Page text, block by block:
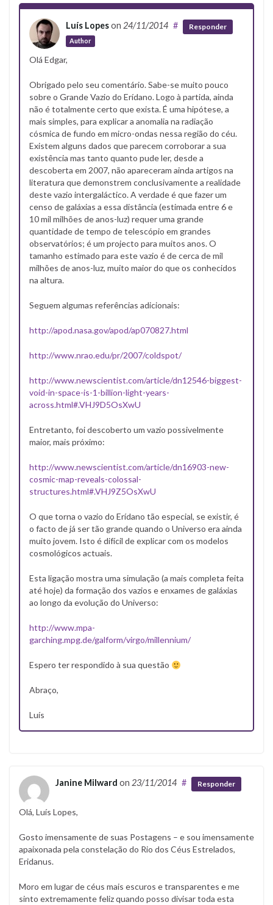
Luís Lopeson 24/11/2014
Author
# Responder
Olá Edgar,
Obrigado pelo seu comentário. Sabe-se muito pouco
sobre o Grande Vazio do Erídano. Logo à partida, ainda
não é totalmente certo que exista. É uma hipótese, a
mais simples, para explicar a anomalia na radiação
cósmica de fundo em micro-ondas nessa região do céu.
Existem alguns dados que parecem corroborar a sua
existência mas tanto quanto pude ler, desde a
descoberta em 2007, não apareceram ainda artigos na
literatura que demonstrem conclusivamente a realidade
deste vazio intergaláctico. A verdade é que fazer um
censo de galáxias a essa distância (estimada entre 6 e
10 mil milhões de anos-luz) requer uma grande
quantidade de tempo de telescópio em grandes
observatórios; é um projecto para muitos anos. O
tamanho estimado para este vazio é de cerca de mil
milhões de anos-luz, muito maior do que os conhecidos
na altura.
Seguem algumas referências adicionais:
http://apod.nasa.gov/apod/ap070827.html
http://www.nrao.edu/pr/2007/coldspot/
http://www.newscientist.com/article/dn12546-biggest-
void-in-space-is-1-billion-light-years-
across.html#.VHJ9D5OsXwU
Entretanto, foi descoberto um vazio possivelmente
maior, mais próximo:
http://www.newscientist.com/article/dn16903-new-
cosmic-map-reveals-colossal-
structures.html#.VHJ9Z5OsXwU
O que torna o vazio do Erídano tão especial, se existir, é
o facto de já ser tão grande quando o Universo era ainda
muito jovem. Isto é difícil de explicar com os modelos
cosmológicos actuais.
Esta ligação mostra uma simulação (a mais completa feita
até hoje) da formação dos vazios e enxames de galáxias
ao longo da evolução do Universo:
http://www.mpa-
garching.mpg.de/galform/virgo/millennium/
Espero ter respondido à sua questão
Abraço,
Luís
Janine Milward on 23/11/2014 # Responder
Olá, Luís Lopes,
Gosto imensamente de suas Postagens – e sou imensamente
apaixonada pela constelação do Rio dos Céus Estrelados,
Eridanus.
Moro em lugar de céus mais escuros e transparentes e me
sinto extremamente feliz quando posso divisar toda esta